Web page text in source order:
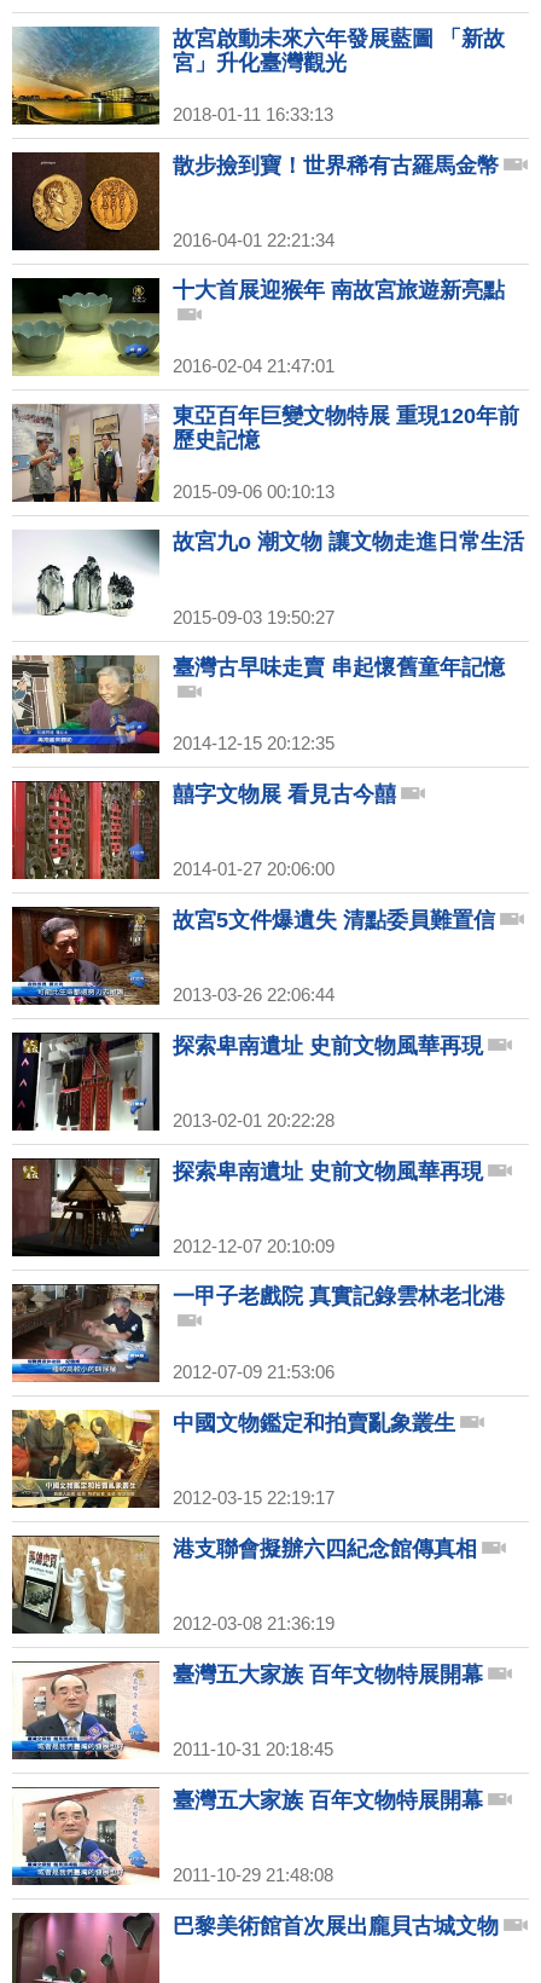
故宮啟動未來六年發展藍圖 「新故
宮」升化臺灣觀光
2018-01-11 16:33:13
散步撿到寶！世界稀有古羅馬金幣
2016-04-01 22:21:34
十大首展迎猴年 南故宮旅遊新亮點
2016-02-04 21:47:01
東亞百年巨變文物特展 重現120年前
歷史記憶
2015-09-06 00:10:13
故宮九o 潮文物 讓文物走進日常生活
2015-09-03 19:50:27
臺灣古早味走賣 串起懷舊童年記憶
2014-12-15 20:12:35
囍字文物展 看見古今囍
2014-01-27 20:06:00
故宮5文件爆遺失 清點委員難置信
2013-03-26 22:06:44
探索卑南遺址 史前文物風華再現
2013-02-01 20:22:28
探索卑南遺址 史前文物風華再現
2012-12-07 20:10:09
一甲子老戲院 真實記錄雲林老北港
2012-07-09 21:53:06
中國文物鑑定和拍賣亂象叢生
2012-03-15 22:19:17
港支聯會擬辦六四紀念館傳真相
2012-03-08 21:36:19
臺灣五大家族 百年文物特展開幕
2011-10-31 20:18:45
臺灣五大家族 百年文物特展開幕
2011-10-29 21:48:08
巴黎美術館首次展出龐貝古城文物